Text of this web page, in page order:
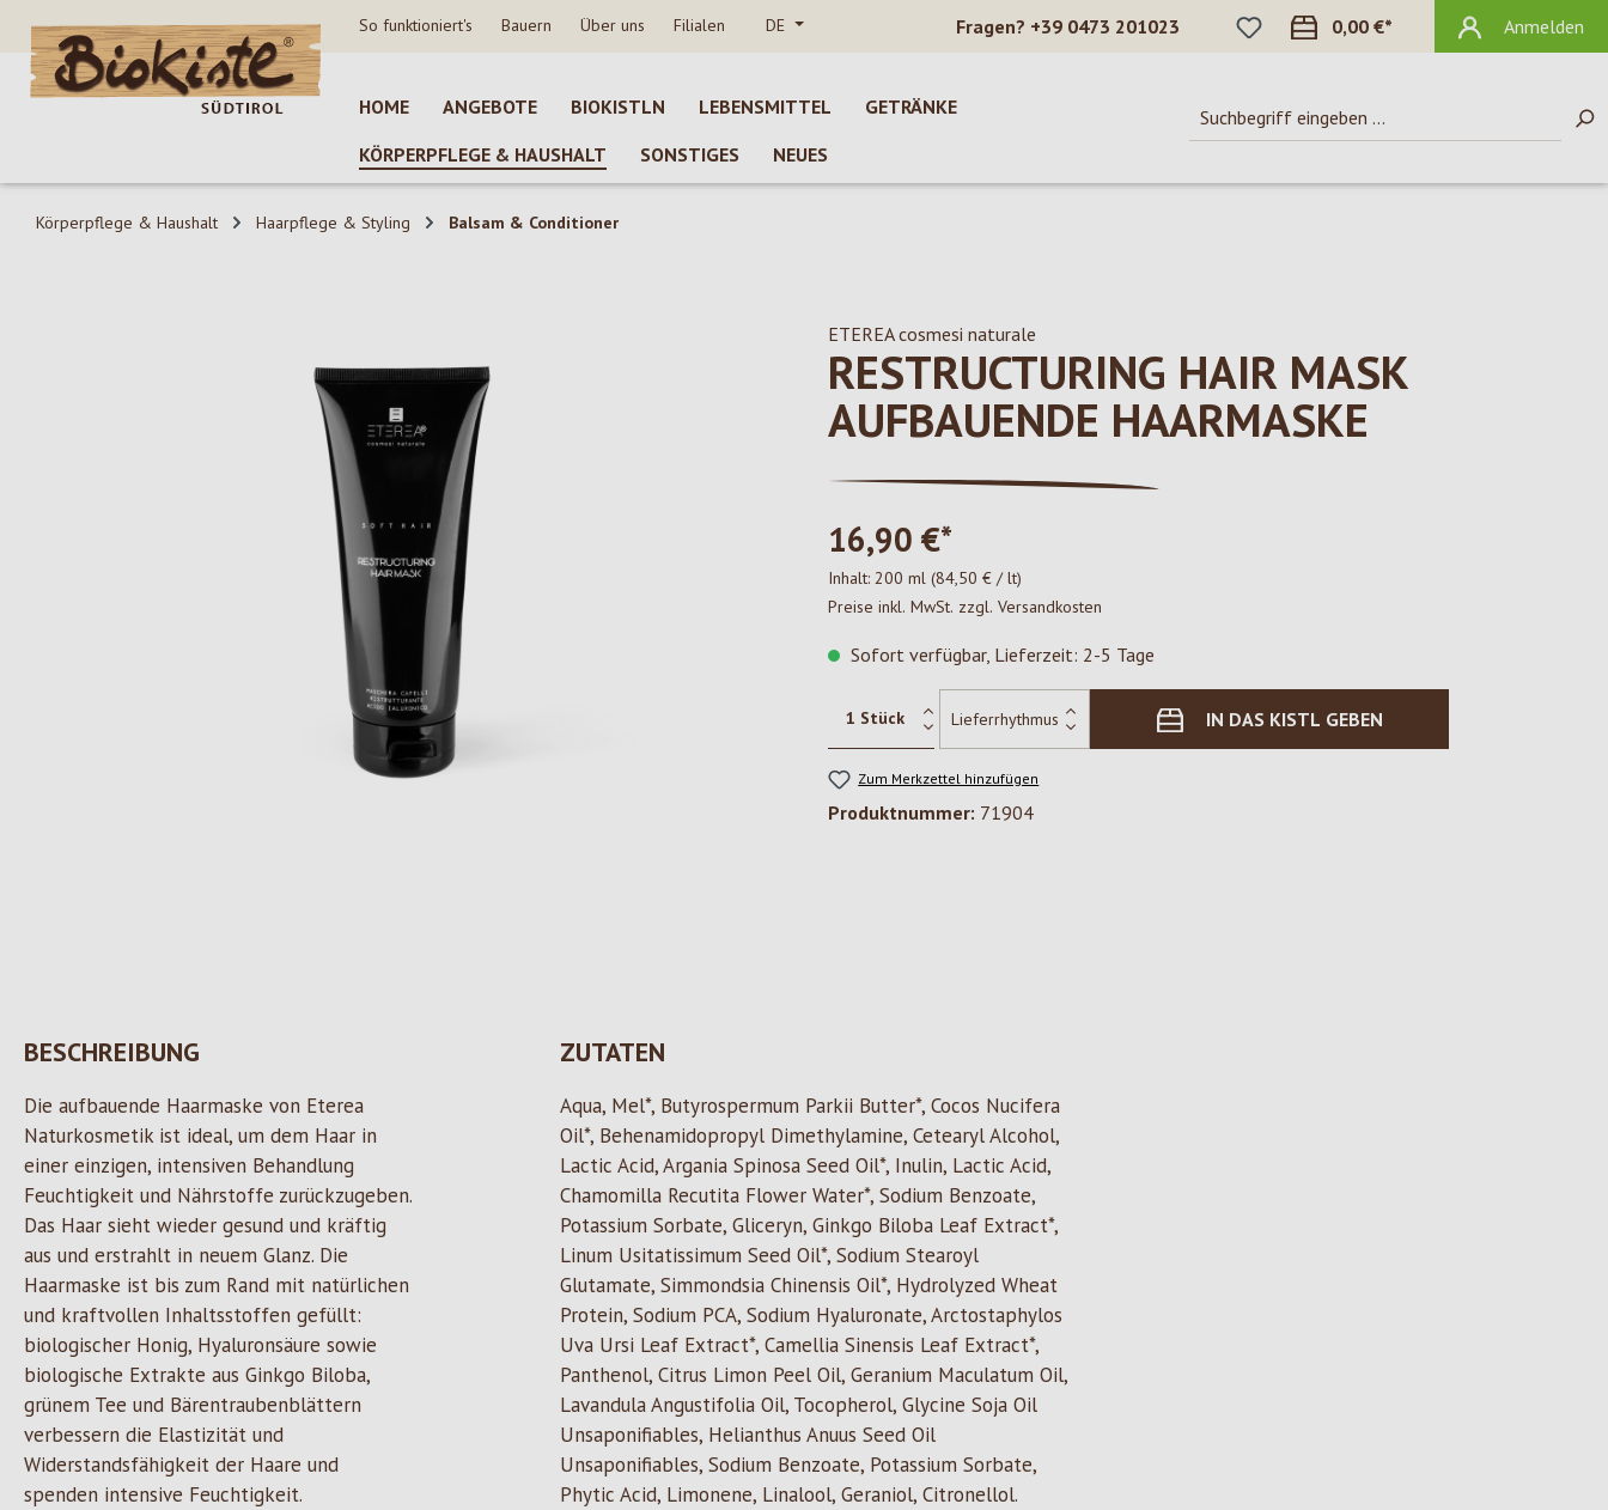
Hauptinhalt springen
Zur Suche springen
Zur Hauptnavigation springen So funktioniert's Bauern Über uns Filialen DE Fragen? +39 0473 201023
DU HAST 0 PRODUKTE AUF DEM
0,00 €* Anmelden
HOME ANGEBOTE BIOKISTLN LEBENSMITTEL
GETRÄNKE
KÖRPERPFLEGE & HAUSHALT
SONSTIGES NEUES
Körperpflege & Haushalt Haarpflege & Styling Balsam & Conditioner
ETEREA cosmesi naturale
RESTRUCTURING HAIR MASK
AUFBAUENDE HAARMASKE
16,90 €*
Inhalt: 200 ml (84,50 € / lt)
Preise inkl. MwSt. zzgl. Versandkosten
Sofort verfügbar, Lieferzeit: 2-5 Tage
IN DAS KISTL GEBEN
Zum Merkzettel hinzufügen
Produktnummer: 71904
BESCHREIBUNG
Die aufbauende Haarmaske von Eterea
Naturkosmetik ist ideal, um dem Haar in
einer einzigen, intensiven Behandlung
Feuchtigkeit und Nährstoffe zurückzugeben.
Das Haar sieht wieder gesund und kräftig
aus und erstrahlt in neuem Glanz. Die
Haarmaske ist bis zum Rand mit natürlichen
und kraftvollen Inhaltsstoffen gefüllt:
biologischer Honig, Hyaluronsäure sowie
biologische Extrakte aus Ginkgo Biloba,
grünem Tee und Bärentraubenblättern
verbessern die Elastizität und
Widerstandsfähigkeit der Haare und
spenden intensive Feuchtigkeit.
ZUTATEN
Aqua, Mel*, Butyrospermum Parkii Butter*, Cocos Nucifera
Oil*, Behenamidopropyl Dimethylamine, Cetearyl Alcohol,
Lactic Acid, Argania Spinosa Seed Oil*, Inulin, Lactic Acid,
Chamomilla Recutita Flower Water*, Sodium Benzoate,
Potassium Sorbate, Gliceryn, Ginkgo Biloba Leaf Extract*,
Linum Usitatissimum Seed Oil*, Sodium Stearoyl
Glutamate, Simmondsia Chinensis Oil*, Hydrolyzed Wheat
Protein, Sodium PCA, Sodium Hyaluronate, Arctostaphylos
Uva Ursi Leaf Extract*, Camellia Sinensis Leaf Extract*,
Panthenol, Citrus Limon Peel Oil, Geranium Maculatum Oil,
Lavandula Angustifolia Oil, Tocopherol, Glycine Soja Oil
Unsaponifiables, Helianthus Anuus Seed Oil
Unsaponifiables, Sodium Benzoate, Potassium Sorbate,
Phytic Acid, Limonene, Linalool, Geraniol, Citronellol.